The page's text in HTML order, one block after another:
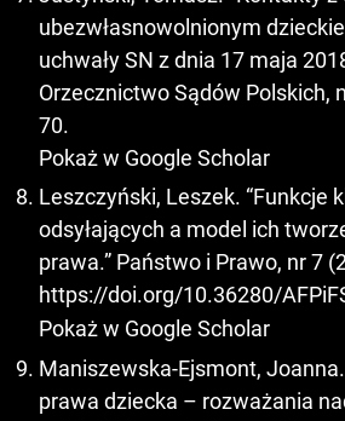
ubezwłasnowolnionym
uchwały SN z dnia 17 maja
Orzecznictwo Sądów Polskich,
70.
Pokaż w Google Scholar
Leszczyński, Leszek. “Funkcje
odsyłających a model ich
prawa.” Państwo i Prawo, nr 7
https://doi.org/10.36280/
Pokaż w Google Scholar
Maniszewska-Ejsmont,
prawa dziecka – rozważania